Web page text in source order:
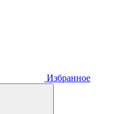
Избранное